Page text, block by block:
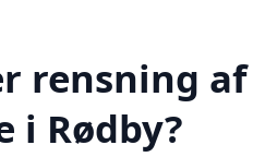
rensning af
Rødby?